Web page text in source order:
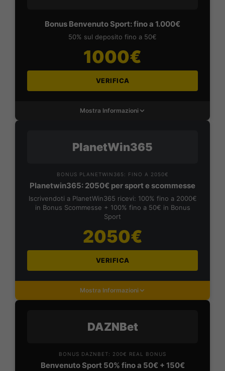
Bonus Benvenuto Sport: fino a 1.000€
50% sul deposito fino a 50€
1000€
VERIFICA
Mostra Informazioni
PlanetWin365
BONUS PLANETWIN365: FINO A 2050€
Planetwin365: 2050€ per sport e scommesse
Iscrivendoti a PlanetWin365 ricevi: 100% fino a 2000€
in Bonus Scommesse + 100% fino a 50€ in Bonus
Sport
2050€
VERIFICA
Mostra Informazioni
DAZNBet
BONUS DAZNBET: 200€ REAL BONUS
Benvenuto Sport 50% fino a 50€ + 150€